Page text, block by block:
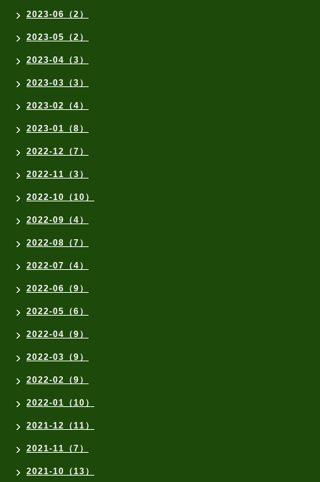
2023-06（2）
2023-05（2）
2023-04（3）
2023-03（3）
2023-02（4）
2023-01（8）
2022-12（7）
2022-11（3）
2022-10（10）
2022-09（4）
2022-08（7）
2022-07（4）
2022-06（9）
2022-05（6）
2022-04（9）
2022-03（9）
2022-02（9）
2022-01（10）
2021-12（11）
2021-11（7）
2021-10（13）